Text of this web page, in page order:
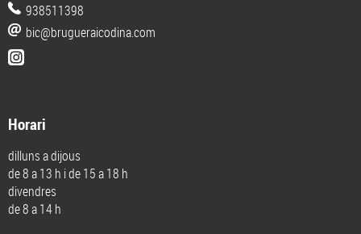
938511398
bic@brugueraicodina.com
Horari
dilluns a dijous
de 8 a 13 h i de 15 a 18 h
divendres
de 8 a 14 h